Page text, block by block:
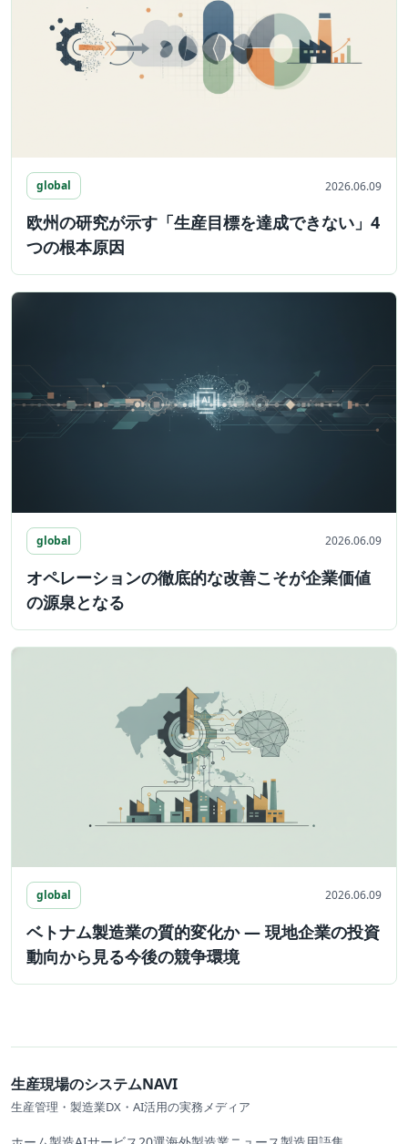
global 2026.06.09
欧州の研究が示す「生産目標を達成できない」4
つの根本原因
global 2026.06.09
オペレーションの徹底的な改善こそが企業価値
の源泉となる
global 2026.06.09
ベトナム製造業の質的変化か ― 現地企業の投資
動向から見る今後の競争環境
生産現場のシステムNAVI
生産管理・製造業DX・AI活用の実務メディア